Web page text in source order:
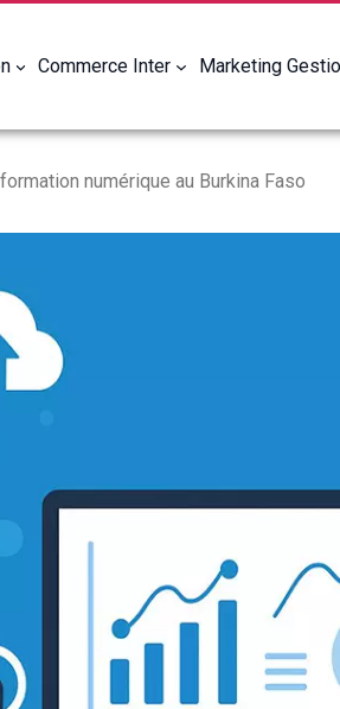
Commerce Inter Marketing
numérique au Burkina Faso